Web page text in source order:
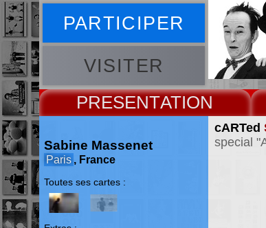
PARTICIPER
VISITER
PRESENT
cARTed
special
Sabine Massenet
Paris , France
Toutes ses cartes :